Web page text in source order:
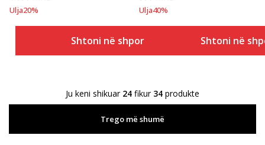
Ulja20%
Shtoni në shportë
Ulja40%
Shtoni në
Ju keni shikuar 24 fikur 34 produkte
Trego më shumë